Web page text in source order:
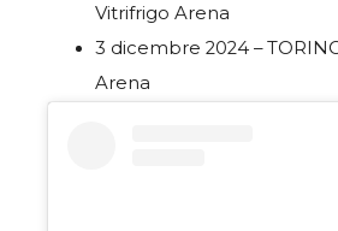
Vitrifrigo Arena
3 dicembre 2024 –
Arena